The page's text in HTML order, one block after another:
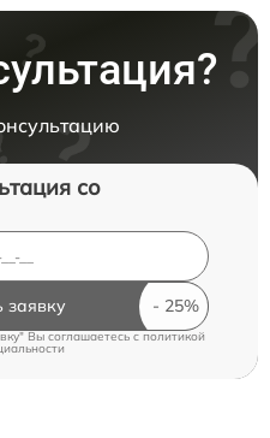
со
заявку
Вы соглашаетесь c политикой